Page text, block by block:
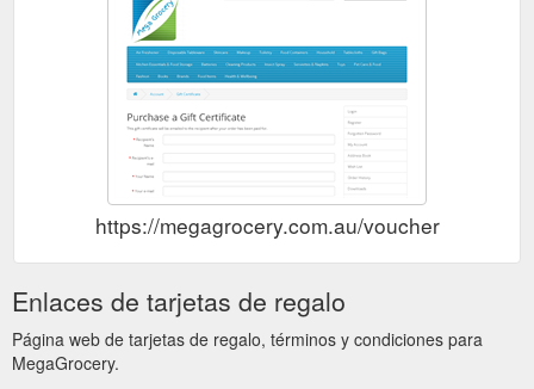
https://megagrocery.com.au/voucher
Enlaces de tarjetas de regalo
Página web de tarjetas de regalo, términos y condiciones para
MegaGrocery.